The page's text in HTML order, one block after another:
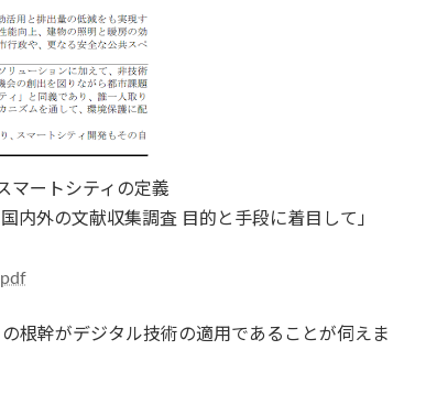
マートシティの定義
内外の文献収集調査 目的と手段に着目して」
根幹がデジタル技術の適用であることが伺えま